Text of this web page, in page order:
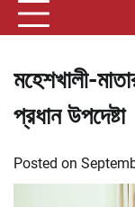
মহেশখালী-
প্রধান উপদেষ্টা
Posted on